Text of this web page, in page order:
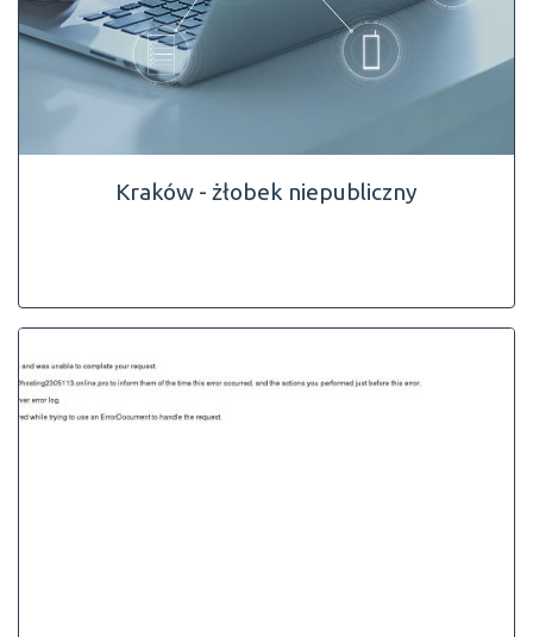
Kraków - żłobek niepubliczny